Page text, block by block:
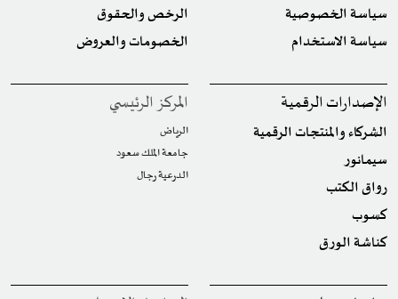
سياسة الخصوصية
سياسة الاستخدام
الرخص والحقوق
الخصومات والعروض
الإصدارات الرقمية
الشركاء والمنتجات الرقمية
سيمانور
رواق الكتب
كسوب
كناشة الورق
المركز الرئيسي
الرياض
جامعة الملك سعود
الدرعية رجال